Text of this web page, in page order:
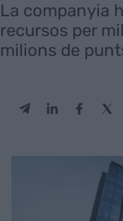
La companyia
recursos per
milions de